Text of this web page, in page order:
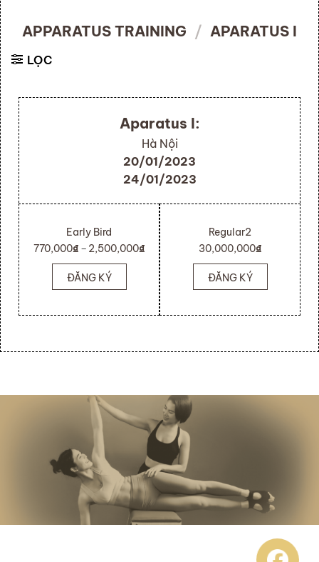
APPARATUS TRAINING / APARATUS I
LỌC
Aparatus I:
Hà Nội
20/01/2023
24/01/2023
Early Bird
770,000₫ – 2,500,000₫
ĐĂNG KÝ
Regular2
30,000,000₫
ĐĂNG KÝ